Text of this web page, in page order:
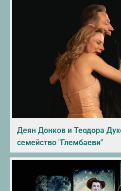
Деян Донков и Теодора
семейство "Глембаеви"